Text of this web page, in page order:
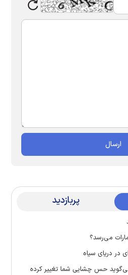
پربازدید
می‌رسد؟
در دریای سیاه
حس چشایی شما تغییر کرده